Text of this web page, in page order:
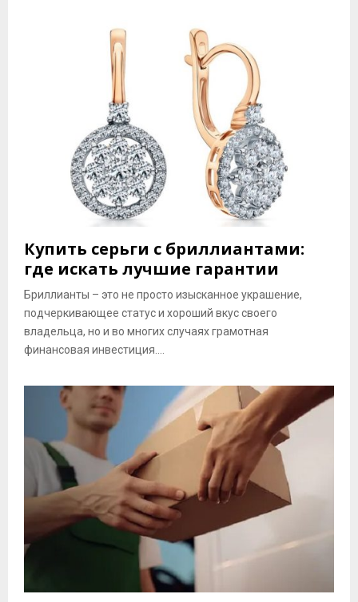
Купить серьги с бриллиантами:
где искать лучшие гарантии
Бриллианты – это не просто изысканное украшение,
подчеркивающее статус и хороший вкус своего
владельца, но и во многих случаях грамотная
финансовая инвестиция....